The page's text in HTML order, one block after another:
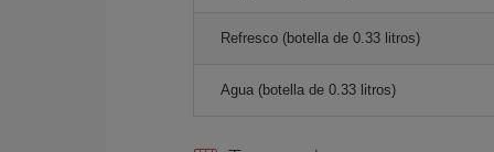
Refresco (botella de 0.33 litros)
Agua (botella de 0.33 litros)